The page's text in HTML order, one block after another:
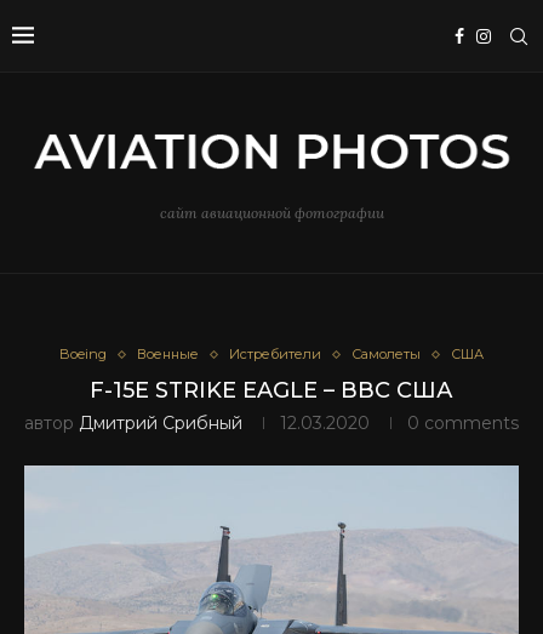
сайт авиационной фотографии
Boeing Военные Истребители Самолеты США
F-15E STRIKE EAGLE – ВВС США
автор Дмитрий Срибный 12.03.2020 0 comments